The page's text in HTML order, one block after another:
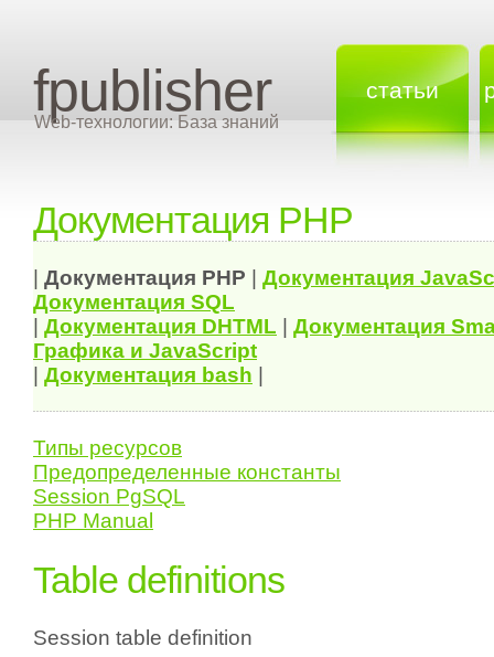
fpublisher
Web-технологии: База знаний
статьи
Документация PHP
Документация PHP Документация
Документация SQL
Документация DHTML
Документация
Графика и JavaScript
Документация bash
Типы ресурсов
Предопределенные константы
Session PgSQL
PHP Manual
Table definitions
Session table definition